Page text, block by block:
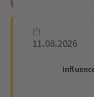
11.08.2026